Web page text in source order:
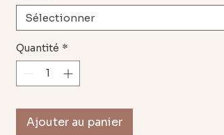
Sélectionner
Quantité *
Ajouter au panier